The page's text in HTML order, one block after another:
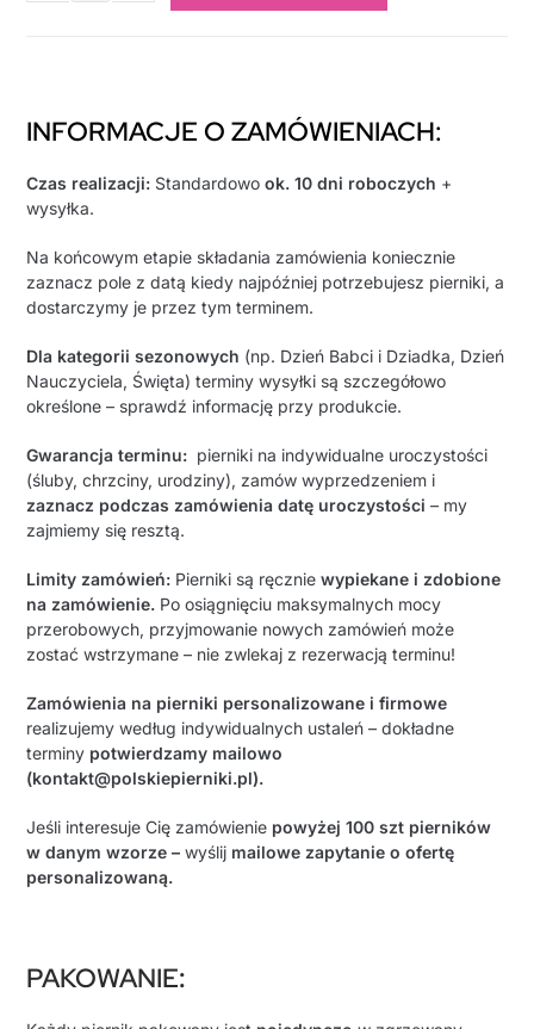
INFORMACJE O ZAMÓWIENIACH:
Czas realizacji: Standardowook. 10 dni roboczych +
wysyłka.
Na końcowym etapie składania zamówienia koniecznie
zaznacz pole z datą kiedy najpóźniej potrzebujesz pierniki, a
dostarczymy je przez tym terminem.
Dla kategorii sezonowych (np. Dzień Babci i Dziadka, Dzień
Nauczyciela, Święta) terminy wysyłki są szczegółowo
określone – sprawdź informację przy produkcie.
Gwarancja terminu: pierniki na indywidualne uroczystości
(śluby, chrzciny, urodziny), zamów wyprzedzeniem i
zaznacz podczas zamówienia datę uroczystości – my
zajmiemy się resztą.
Limity zamówień: Pierniki są ręczniewypiekane i zdobione
na zamówienie. Po osiągnięciu maksymalnych mocy
przerobowych, przyjmowanie nowych zamówień może
zostać wstrzymane – nie zwlekaj z rezerwacją terminu!
Zamówienia na pierniki personalizowane i firmowe
realizujemy według indywidualnych ustaleń – dokładne
terminy potwierdzamy mailowo
(kontakt@polskiepierniki.pl).
Jeśli interesuje Cię zamówienie powyżej 100 szt pierników
w danym wzorze –wyślij mailowe zapytanie o ofertę
personalizowaną.
PAKOWANIE: